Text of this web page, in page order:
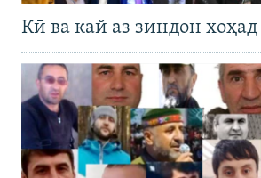
Кӣ ва кай аз зиндон